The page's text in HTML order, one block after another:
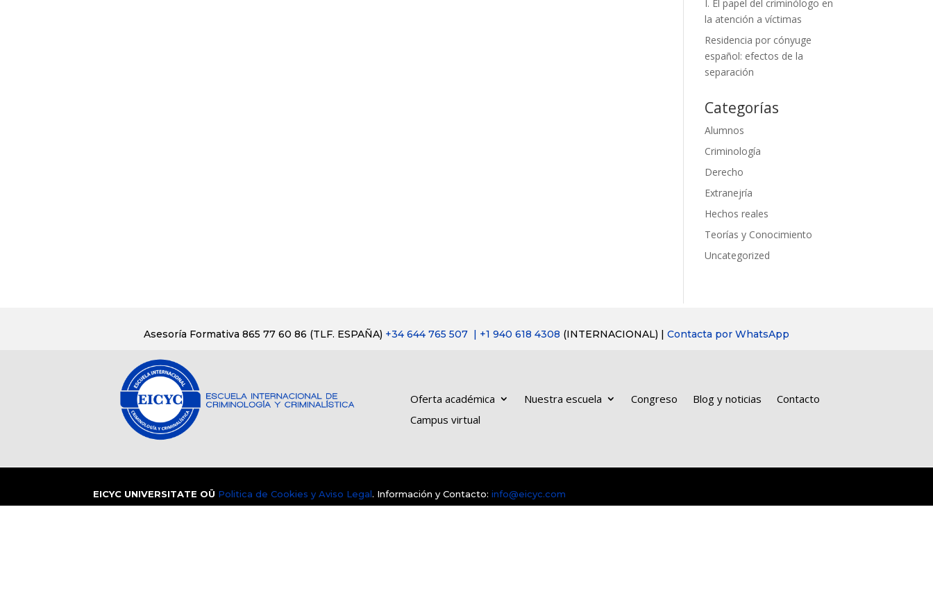
I. El papel del criminólogo en
la atención a víctimas
Residencia por cónyuge
español: efectos de la
separación
Categorías
Alumnos
Criminología
Derecho
Extranejría
Hechos reales
Teorías y Conocimiento
Uncategorized
Asesoría Formativa 865 77 60 86 (TLF. ESPAÑA) +34 644 765 507 | +1 940 618 4308 (INTERNACIONAL) | Contacta por WhatsApp
Oferta académica Nuestra escuela Congreso Blog y noticias
Contacto
Campus virtual
EICYC UNIVERSITATE OÜ Politica de Cookies y Aviso Legal. Información y Contacto: info@eicyc.com